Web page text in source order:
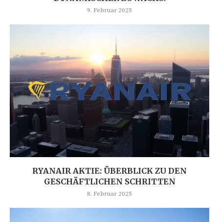
9. Februar 2025
RYANAIR AKTIE: ÜBERBLICK ZU DEN
GESCHÄFTLICHEN SCHRITTEN
8. Februar 2025